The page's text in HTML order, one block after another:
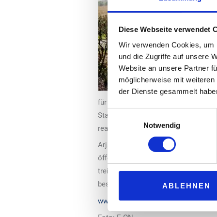
Diese Webseite verwendet
Wir verwenden Cookies,
und die Zugriffe auf unsere
Website an unsere Partner
möglicherweise mit
der Dienste gesammelt
Einwilligungsauswahl
Notwendig
ABLEHNEN
für insgesamt rund 1.000
Standorten Ladeleistungen von bis
realisiert werden.
Arjan van der Eijk, COO von E.ON
öffentliche Ladeinfrastruktur und
treiben wir den Ausbau an
besonders gut in den Alltag der
www.e.on.de